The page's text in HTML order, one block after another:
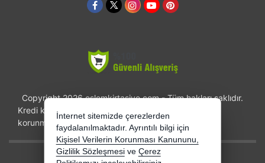
Copyright 2026 eslemkirtasiye.com - Tüm hakları saklıdır.
Kredi kartı bilgileriniz 256bit SSL sertifikası ile
korunmaktadır.
Bu site AKINSOFT E-Ticaret ile hazırlanmıştır.
İnternet sitemizde çerezlerden
faydalanılmaktadır. Ayrıntılı bilgi için
Kişisel Verilerin Korunması Kanununu,
Gizlilik Sözleşmesi ve Çerez